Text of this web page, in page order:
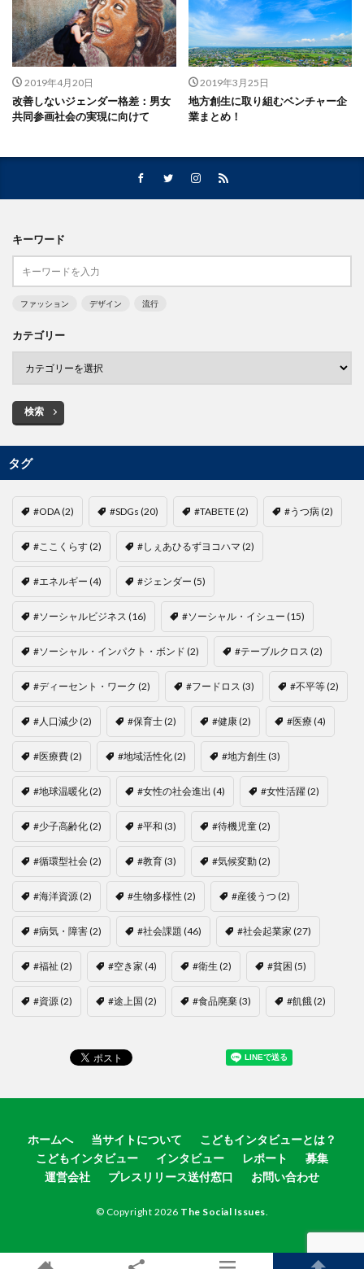
2019年4月20日
改善しないジェンダー格差：男女
共同参画社会の実現に向けて
2019年3月25日
地方創生に取り組むベンチャー企
業まとめ！
キーワード
ファッション デザイン 流行
カテゴリー
検索
タグ
#ODA(2) #SDGs (20) #TABETE (2) #うつ病(2)
#ここくらす(2) #しぇあひるずヨコハマ (2)
#エネルギー (4) #ジェンダー (5)
#ソーシャルビジネス (16) #ソーシャル・イシュー (15)
#ソーシャル・インパクト・ボンド (2) #テーブルクロス (2)
#ディーセント・ワーク (2) #フードロス (3) #不平等(2)
#人口減少(2) #保育士(2) #健康(2) #医療(4)
#医療費(2) #地域活性化(2) #地方創生 (3)
#地球温暖化(2) #女性の社会進出 (4) #女性活躍(2)
#少子高齢化(2) #平和 (3) #待機児童(2)
#循環型社会(2) #教育(3) #気候変動(2)
#海洋資源(2) #生物多様性(2) #産後うつ (2)
#病気・障害(2) #社会課題 (46) #社会起業家 (27)
#福祉 (2) #空き家 (4) #衛生 (2) #貧困 (5)
#資源(2) #途上国 (2) #食品廃棄(3) #飢餓 (2)
ホームへ 当サイトについて
こどもインタビューとは？
こどもインタビュー
インタビュー レポート
募集
運営会社
プレスリリース送付窓口 お問い合わせ
© Copyright 2026 The Social Issues